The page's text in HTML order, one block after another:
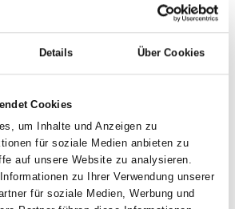
Details Über Cookies
Cookies
um Inhalte und Anzeigen zu
für soziale Medien anbieten zu
auf unsere Website zu analysieren.
zu Ihrer Verwendung unserer
für soziale Medien, Werbung und
– Kloster Ilsenburg und
Fahrt an den Nordharzrand zum
Klosteranlagen. Vor 21 Jahren jährte sich die
Drübeck auf der Straße der Romanik. Wir
Denn vor allem in Ilsenburg hat sich
gewendet. Nach jahrzehntelangem Leerstand
ist diese Anlage von hoher architektonischer und
in Europa durch umfangreiche
Noch älter (Schenkungsurkunde
gelegene Benediktinerinnen-Kloster Drübeck,